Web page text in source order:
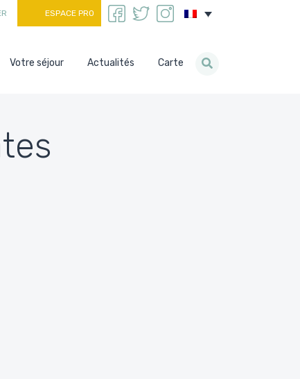
ESPACE PRO
Votre séjour Actualités Carte